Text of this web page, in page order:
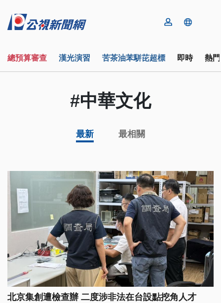
總預算審查 漢光演習 苦茶油苯駢芘超標 即時 熱
#中華文化
最新 最相關
北京集創遭檢查辦 二度涉非法在台設點挖角人才